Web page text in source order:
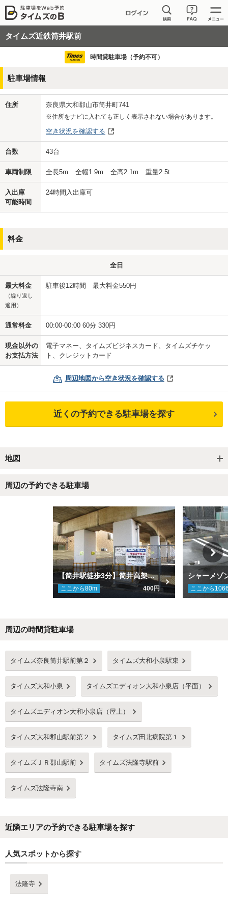
タイムズ近鉄筒井駅前
時間貸駐車場（予約不可）
駐車場情報
住所 奈良県大和郡山市筒井町741
※住所をナビに入れても正しく表示されない場合があります。
空き状況を確認する
台数 43台
車両制限 全長5m 全幅1.9m 全高2.1m 重量2.5t
入出庫
可能時間
24時間入出庫可
料金
全日
最大料金
（繰り返し
適用）
駐車後12時間 最大料金550円
通常料金 00:00-00:00 60分 330円
現金以外の
お支払方法
電子マネー、タイムズビジネスカード、タイムズチケッ
ト、クレジットカード
周辺地図から空き状況を確認する
近くの予約できる駐車場を探す
地図
周辺の予約できる駐車場
【筒井駅徒歩3分】筒井高架下1号駐車場
ここから80m 400円
シャーメゾ
ここから
周辺の時間貸駐車場
タイムズ奈良筒井駅前第２ タイムズ大和小泉駅東
タイムズ大和小泉 タイムズエディオン大和小泉店（平面）
タイムズエディオン大和小泉店（屋上）
タイムズ大和郡山駅前第２ タイムズ田北病院第１
タイムズＪＲ郡山駅前 タイムズ法隆寺駅前
タイムズ法隆寺南
近隣エリアの予約できる駐車場を探す
人気スポットから探す
法隆寺